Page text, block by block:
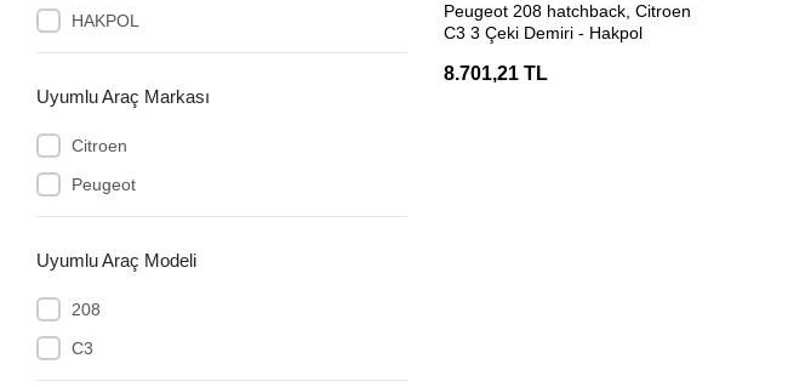
206
406
508
Peugeot 4007
Lancia
Peugeot Boxer
HAKPOL
Uyumlu Araç Markası
Citroen
Peugeot
Uyumlu Araç Modeli
208
C3
Peugeot 208 hatchback, Citroen
C3 3 Çeki Demiri - Hakpol
8.701,21 TL